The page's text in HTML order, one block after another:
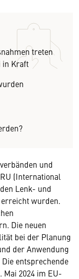
treten
in Kraft
und
(International
Lenk- und
wurden.
Die neuen
bei der Planung
der Anwendung
entsprechende
Mai 2024 im EU-